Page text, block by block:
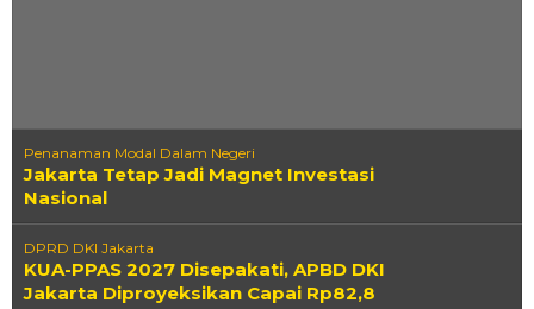
Koran
Sinar
Pagi
Penanaman Modal Dalam Negeri
Jakarta Tetap Jadi Magnet Investasi
Nasional
DPRD DKI Jakarta
KUA-PPAS 2027 Disepakati, APBD DKI
Jakarta Diproyeksikan Capai Rp82,8